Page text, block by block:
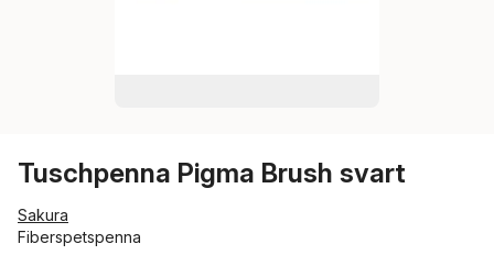
Tuschpenna Pigma Brush svart
Sakura
Fiberspetspenna